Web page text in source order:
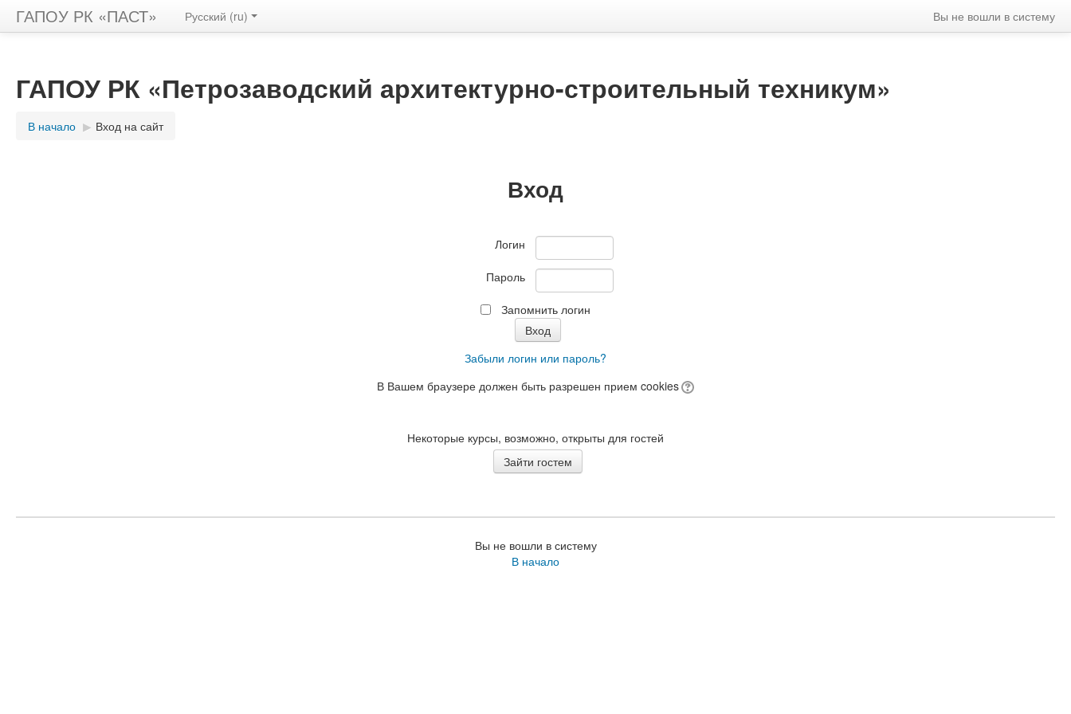
ГАПОУ РК «ПАСТ» Вы не вошли в систему
Русский ‎(ru)‎
ГАПОУ РК «Петрозаводский архитектурно-строительный техникум»
В начало ▶︎ Вход на сайт
Вход
Логин
Пароль
Запомнить логин
Забыли логин или пароль?
В Вашем браузере должен быть разрешен прием cookies
Некоторые курсы, возможно, открыты для гостей
Вы не вошли в систему
В начало